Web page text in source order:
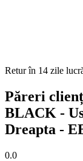
Retur în 14 zile
Păreri
BLACK -
Dreapta -
0.0